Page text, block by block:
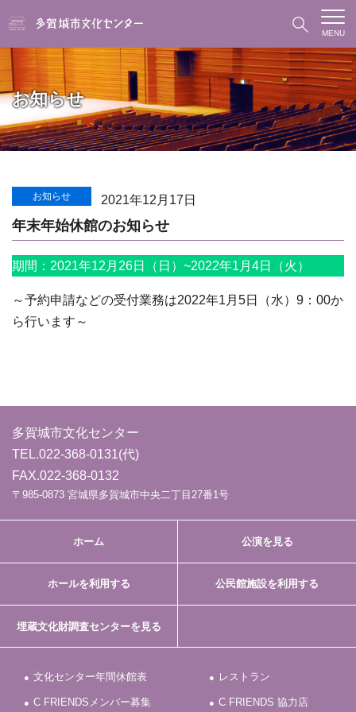
MENU
お知らせ
お知らせ 2021年12月17日
年末年始休館のお知らせ
期間：2021年12月26日（日）~2022年1月4日（火）
～予約申請などの受付業務は2022年1月5日（水）9：00か
ら行います～
多賀城市文化センター
TEL.022-368-0131(代)
FAX.022-368-0132
〒985-0873 宮城県多賀城市中央二丁目27番1号
ホーム 公演を見る
ホールを利用する 公民館施設を利用する
埋蔵文化財調査センターを見る
文化センター年間休館表 レストラン
C FRIENDSメンバー募集 C FRIENDS 協力店